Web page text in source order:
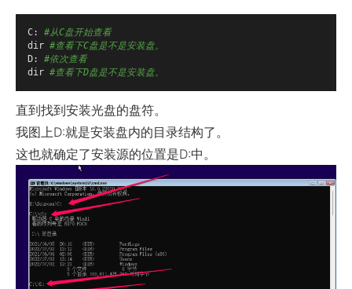
C: #从C盘开始查看
dir #查看下C盘是不是安装盘。
D: #依次查看
dir #查看下D盘是不是安装盘。
直到找到安装光盘的盘符。
我图上D:就是安装盘内的目录结构了。
这也就确定了安装源的位置是D:中。